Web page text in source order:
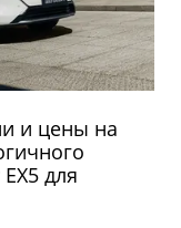
и цены на
для